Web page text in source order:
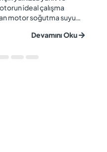
ideal çalışma
motor soğutma suyu
edilmeyen veya
onarım ma...
Devamını Oku